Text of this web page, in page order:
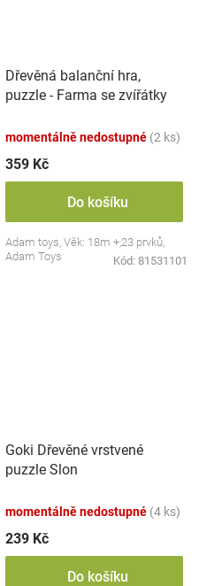
Dřevěná balanční hra,
puzzle - Farma se zvířátky
momentálně nedostupné (2 ks)
359 Kč
Do košíku
Adam toys, Věk: 18m +,23 prvků,
Adam Toys
Kód: 81531101
Goki Dřevěné vrstvené
puzzle Slon
momentálně nedostupné (4 ks)
239 Kč
Do košíku